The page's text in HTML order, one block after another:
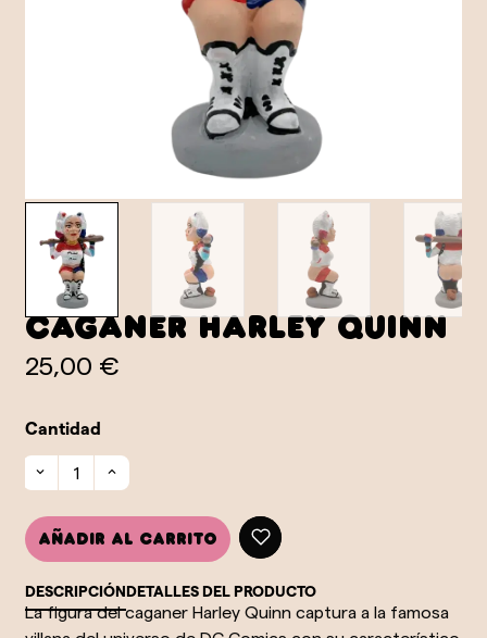
Caganer Harley Quinn
25,00 €
Cantidad
Añadir al carrito
DESCRIPCIÓNDETALLES DEL PRODUCTO
La figura del caganer Harley Quinn captura a la famosa